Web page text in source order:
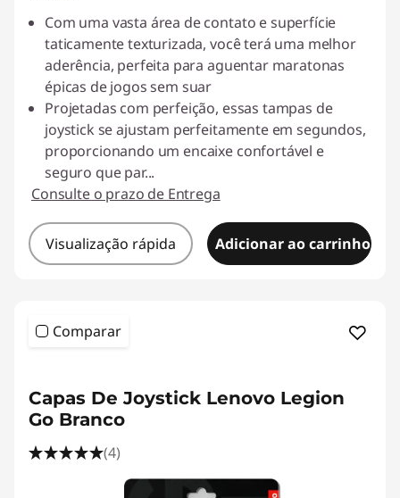
Com uma vasta área de contato e superfície
taticamente texturizada, você terá uma melhor
aderência, perfeita para aguentar maratonas
épicas de jogos sem suar
Projetadas com perfeição, essas tampas de
joystick se ajustam perfeitamente em segundos,
proporcionando um encaixe confortável e
seguro que par...
Consulte o prazo de Entrega
Visualização rápida Adicionar ao carrinho
Comparar
Capas De Joystick Lenovo Legion
Go Branco
(4)